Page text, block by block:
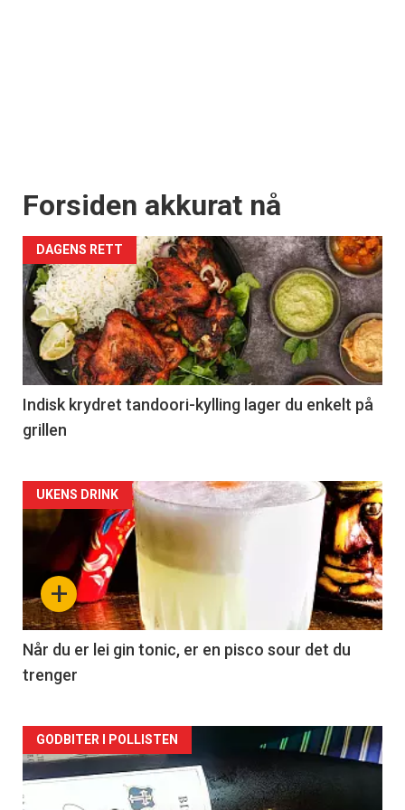
Forsiden akkurat nå
DAGENS RETT
Indisk krydret tandoori-kylling lager du enkelt på
grillen
Forsiden
akkurat
nå
-
2
+
UKENS DRINK
Når du er lei gin tonic, er en pisco sour det du
trenger
Forsiden
akkurat
GODBITER I POLLISTEN